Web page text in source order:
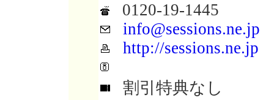
0120-19-1445
info@sessions.ne.jp
http://sessions.ne.jp
割引特典なし